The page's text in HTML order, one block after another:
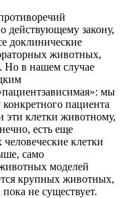
действующему закону,
доклинические
животных,
Но в нашем случае
мы
пациента
эти клетки животному,
есть еще
клетки
само
моделей
крупных животных,
не существует.